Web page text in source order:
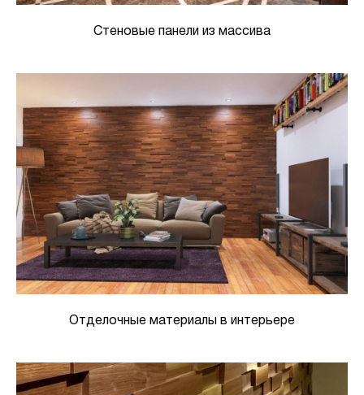
Стеновые панели из массива
Отделочные материалы в интерьере